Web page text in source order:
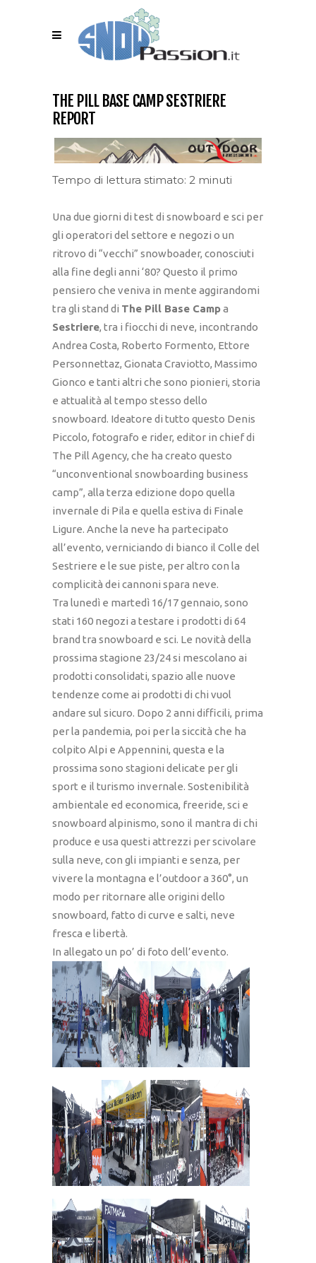
THE PILL BASE CAMP SESTRIERE
REPORT
Tempo di lettura stimato: 2 minuti
Una due giorni di test di snowboard e sci per
gli operatori del settore e negozi o un
ritrovo di “vecchi” snowboader, conosciuti
alla fine degli anni ‘80? Questo il primo
pensiero che veniva in mente aggirandomi
tra gli stand di The Pill Base Campa
Sestriere, tra i fiocchi di neve, incontrando
Andrea Costa, Roberto Formento, Ettore
Personnettaz, Gionata Craviotto, Massimo
Gionco e tanti altri che sono pionieri, storia
e attualità al tempo stesso dello
snowboard. Ideatore di tutto questo Denis
Piccolo, fotografo e rider, editor in chief di
The Pill Agency, che ha creato questo
“unconventional snowboarding business
camp”, alla terza edizione dopo quella
invernale di Pila e quella estiva di Finale
Ligure. Anche la neve ha partecipato
all’evento, verniciando di bianco il Colle del
Sestriere e le sue piste, per altro con la
complicità dei cannoni spara neve.
Tra lunedì e martedì 16/17 gennaio, sono
stati 160 negozi a testare i prodotti di 64
brand tra snowboard e sci. Le novità della
prossima stagione 23/24 si mescolano ai
prodotti consolidati, spazio alle nuove
tendenze come ai prodotti di chi vuol
andare sul sicuro. Dopo 2 anni difficili, prima
per la pandemia, poi per la siccità che ha
colpito Alpi e Appennini, questa e la
prossima sono stagioni delicate per gli
sport e il turismo invernale. Sostenibilità
ambientale ed economica, freeride, sci e
snowboard alpinismo, sono il mantra di chi
produce e usa questi attrezzi per scivolare
sulla neve, con gli impianti e senza, per
vivere la montagna e l’outdoor a 360°, un
modo per ritornare alle origini dello
snowboard, fatto di curve e salti, neve
fresca e libertà.
In allegato un po’ di foto dell’evento.